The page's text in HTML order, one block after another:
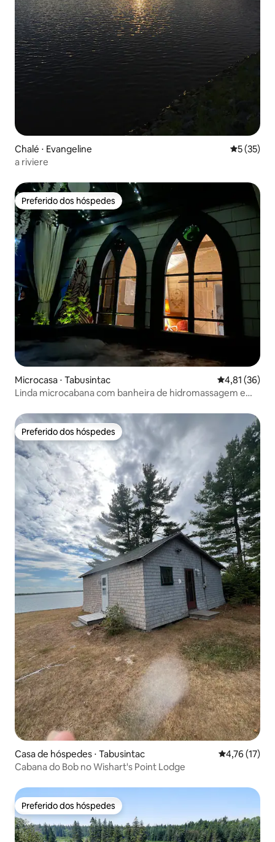
Chalé ⋅ Evangeline 5 de uma
5 (35)
a riviere
Preferido dos hóspedes
Preferido dos hóspedes
Microcasa ⋅ Tabusintac 4,81 de uma
4,81 (36)
Linda microcabana com banheira de hidromassagem e
Preferido dos hóspedes
Preferido dos hóspedes
Casa de hóspedes ⋅ Tabusintac 4,76 de uma
4,76 (17)
Cabana do Bob no Wishart's Point Lodge
Preferido dos hóspedes
Preferido dos hóspedes